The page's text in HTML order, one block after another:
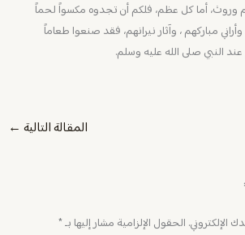
أما كل عظم، فلكم أن تجدوه مكسواً لحماً
مباركهم ، وآثار نيرانهم، فقد صنعوا طعاماً
النبي صلى الله عليه وسلم.
المقالة التالية ←
الإلكتروني. الحقول الإلزامية مشار إليها بـ*